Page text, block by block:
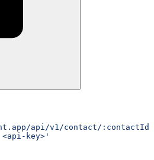
api/v1/contact/:contactId
key>'